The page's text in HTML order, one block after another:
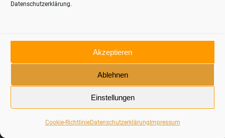
Datenschutzerklärung.
Akzeptieren
Ablehnen
Einstellungen
Cookie-RichtlinieDatenschutzerklärung Impressum
Kontakt Impressum
Deutsch